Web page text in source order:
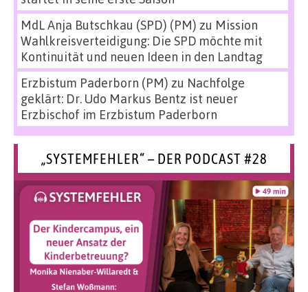
MdL Anja Butschkau (SPD) (PM) zu Mission
Wahlkreisverteidigung: Die SPD möchte mit
Kontinuität und neuen Ideen in den Landtag
Erzbistum Paderborn (PM) zu Nachfolge
geklärt: Dr. Udo Markus Bentz ist neuer
Erzbischof im Erzbistum Paderborn
„SYSTEMFEHLER“ – DER PODCAST #28